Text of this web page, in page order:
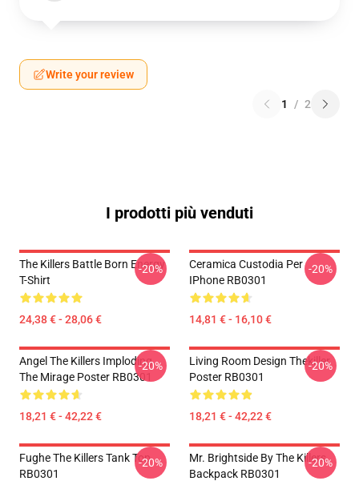
Write your review
1 / 2
I prodotti più venduti
The Killers Battle Born Energy
T-Shirt
24,38 € - 28,06 €
-20%
Ceramica Custodia Per
IPhone RB0301
14,81 € - 16,10 €
-20%
Angel The Killers Imploding
The Mirage Poster RB0301
18,21 € - 42,22 €
-20%
Living Room Design Thekiller
Poster RB0301
18,21 € - 42,22 €
-20%
Fughe The Killers Tank Top
RB0301
-20%
Mr. Brightside By The Killers
Backpack RB0301
-20%